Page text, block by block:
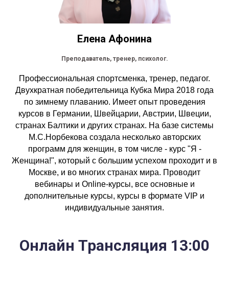
Елена Афонина
Преподаватель, тренер, психолог.
Профессиональная спортсменка, тренер, педагог.
Двухкратная победительница Кубка Мира 2018 года
по зимнему плаванию. Имеет опыт проведения
курсов в Германии, Швейцарии, Австрии, Швеции,
странах Балтики и других странах. На базе системы
М.С.Норбекова создала несколько авторских
программ для женщин, в том числе - курс "Я -
Женщина!", который с большим успехом проходит и в
Москве, и во многих странах мира. Проводит
вебинары и Online-курсы, все основные и
дополнительные курсы, курсы в формате VIP и
индивидуальные занятия.
Онлайн Трансляция 13:00